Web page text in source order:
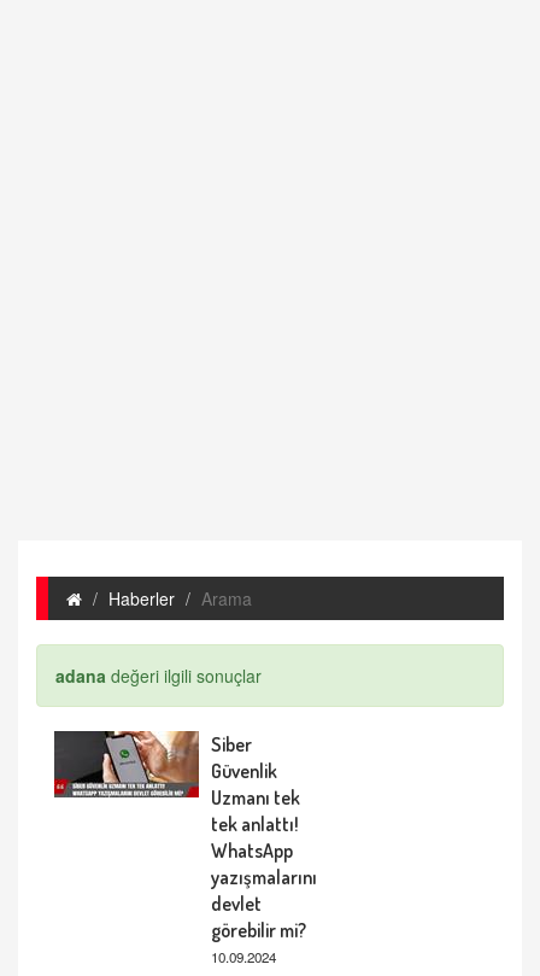
Haberler Arama
adana değeri ilgili sonuçlar
Siber
Güvenlik
Uzmanı tek
tek anlattı!
WhatsApp
yazışmalarını
devlet
görebilir mi?
10.09.2024